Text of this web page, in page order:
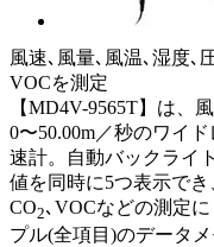
風速､風量､風温､湿度､
VOCを測定
【MD4V-9565T】は、
0〜50.00m／秒のワイ
速計。自動バックライ
値を同時に5つ表示で
CO2､VOCなどの測定
プル(全項目)のデータ